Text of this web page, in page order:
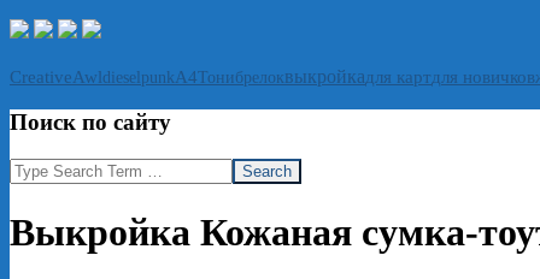
CreativeAwldieselpunk А4Тонибрелоквыкройкадля картдля новичков
Поиск по сайту
Search
Выкройка Кожаная сумка-